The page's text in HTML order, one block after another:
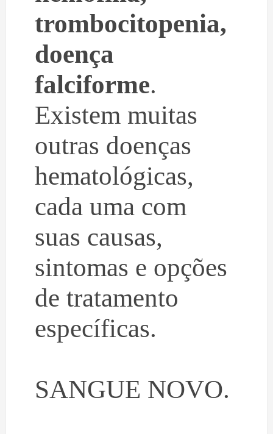
trombocitopenia,
doença
falciforme.
Existem muitas
outras doenças
hematológicas,
cada uma com
suas causas,
sintomas e opções
de tratamento
específicas.
SANGUE NOVO.